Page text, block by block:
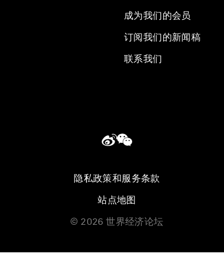
成为我们的会员
订阅我们的新闻稿
联系我们
隐私政策和服务条款
站点地图
© 2026 世界经济论坛